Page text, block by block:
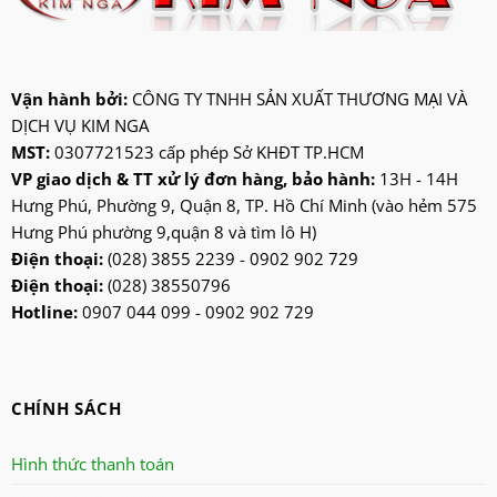
jiplai
kangaroo
kangen
kdk
ktp
lifan
Mitsubishi
nanoco
ninosun
oulai
Panasonic
Vận hành bởi: CÔNG TY TNHH SẢN XUẤT THƯƠNG MẠI VÀ
DỊCH VỤ KIM NGA
MST: 0307721523 cấp phép Sở KHĐT TP.HCM
VP giao dịch & TT xử lý đơn hàng, bảo hành:13H - 14H
Hưng Phú, Phường 9, Quận 8, TP. Hồ Chí Minh (vào hẻm 575
Hưng Phú phường 9,quận 8 và tìm lô H)
Điện thoại: (028) 3855 2239 - 0902 902 729
Điện thoại: (028) 38550796
Hotline:0907 044 099 - 0902 902 729
CHÍNH SÁCH
Hình thức thanh toán